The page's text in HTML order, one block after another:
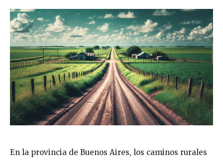
En la provincia de Buenos Aires, los caminos rurales